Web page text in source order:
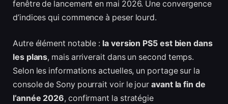
fenêtre de lancement en mai 2026. Une convergence
d’indices qui commence à peser lourd.
Autre élément notable : la version PS5 est bien dans
les plans, mais arriverait dans un second temps.
Selon les informations actuelles, un portage sur la
console de Sony pourrait voir le jour avant la fin de
l’année 2026, confirmant la stratégie